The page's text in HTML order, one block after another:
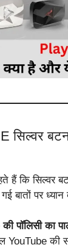
सिल्वर
हैं कि सिल्वर
बातों पर
पॉलिसी का
YouTube की